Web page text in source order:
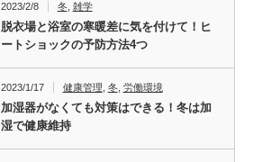
2023/2/8 冬, 雑学
脱衣場と浴室の寒暖差に気を付けて！ヒ
ートショックの予防方法4つ
2023/1/17 健康管理 冬, 労働環境
加湿器がなくても対策はできる！冬は加
湿で健康維持